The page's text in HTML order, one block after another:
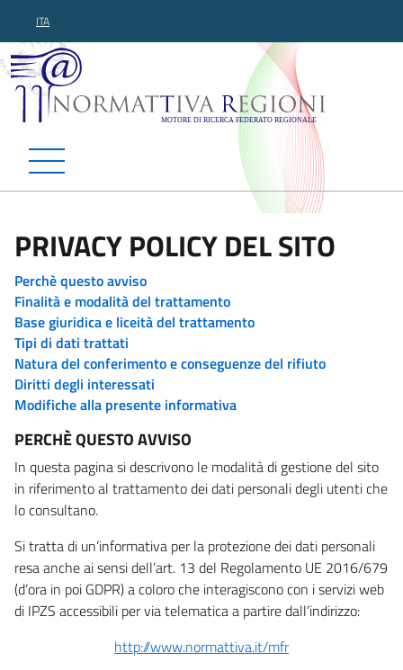
ITA
Normattiva Regioni -
PRIVACY POLICY DEL SITO
Perchè questo avviso
Finalità e modalità del trattamento
Base giuridica e liceità del trattamento
Tipi di dati trattati
Natura del conferimento e conseguenze del rifiuto
Diritti degli interessati
Modifiche alla presente informativa
PERCHÈ QUESTO AVVISO
In questa pagina si descrivono le modalità di gestione del sito
in riferimento al trattamento dei dati personali degli utenti che
lo consultano.
Si tratta di un’informativa per la protezione dei dati personali
resa anche ai sensi dell’art. 13 del Regolamento UE 2016/679
(d’ora in poi GDPR) a coloro che interagiscono con i servizi web
di IPZS accessibili per via telematica a partire dall’indirizzo:
http://www.normattiva.it/mfr